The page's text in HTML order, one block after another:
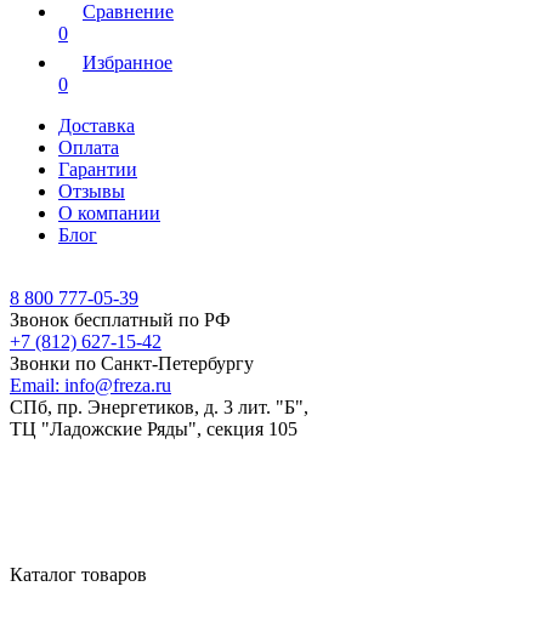
Сравнение
0
Избранное
0
Доставка
Оплата
Гарантии
Отзывы
О компании
Блог
8 800 777-05-39
Звонок бесплатный по РФ
+7 (812) 627-15-42
Звонки по Санкт-Петербургу
Email: info@freza.ru
СПб, пр. Энергетиков, д. 3 лит. "Б",
ТЦ "Ладожские Ряды", секция 105
Каталог товаров